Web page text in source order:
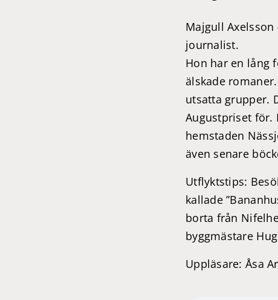
Majgull
journalist.
Hon har en lång
älskade
utsatta grupper.
Augustpriset för.
hemstaden
även senare
Utflyktstips:
kallade
borta från
byggmästare
Uppläsare: Åsa